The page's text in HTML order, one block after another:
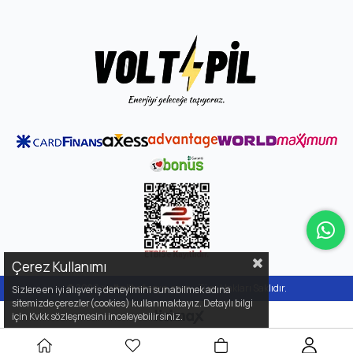
© 2026voltpilbatarya.com- Tüm Hakları Saklıdır.
Çerez Kullanımı
Sizlere en iyi alışveriş deneyimini sunabilmek adına
sitemizde çerezler(cookies) kullanmaktayız. Detaylı bilgi
için Kvkk sözleşmesini inceleyebilirsiniz.